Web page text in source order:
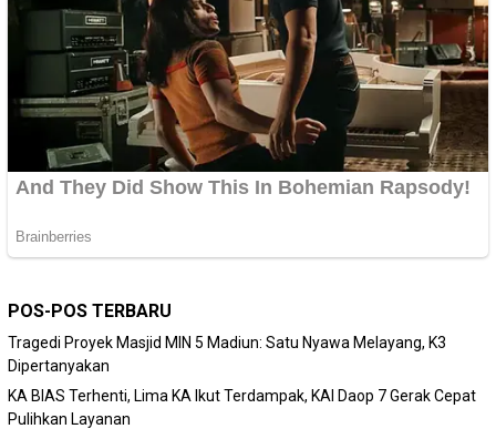
POS-POS TERBARU
Tragedi Proyek Masjid MIN 5 Madiun: Satu Nyawa Melayang, K3
Dipertanyakan
KA BIAS Terhenti, Lima KA Ikut Terdampak, KAI Daop 7 Gerak Cepat
Pulihkan Layanan